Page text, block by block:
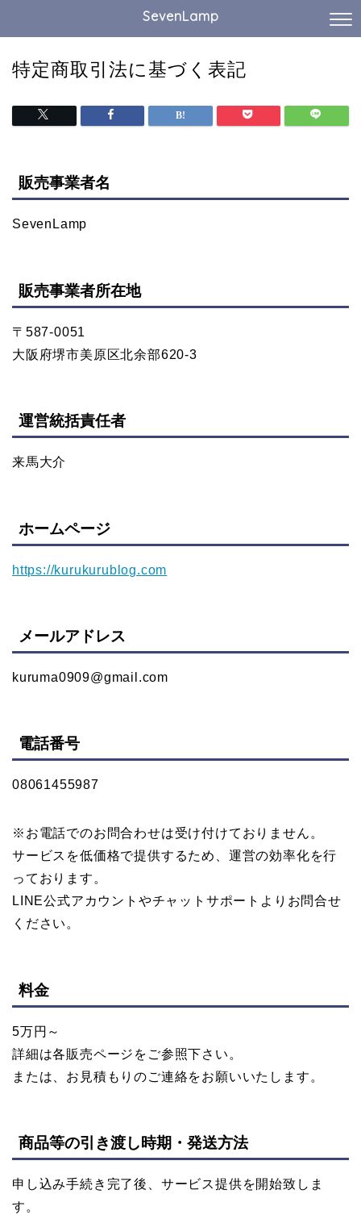
SevenLamp
特定商取引法に基づく表記
販売事業者名
SevenLamp
販売事業者所在地
〒587-0051
大阪府堺市美原区北余部620-3
運営統括責任者
来馬大介
ホームページ
https://kurukurublog.com
メールアドレス
kuruma0909@gmail.com
電話番号
08061455987
※お電話でのお問合わせは受け付けておりません。
サービスを低価格で提供するため、運営の効率化を行
っております。
LINE公式アカウントやチャットサポートよりお問合せ
ください。
料金
5万円～
詳細は各販売ページをご参照下さい。
または、お見積もりのご連絡をお願いいたします。
商品等の引き渡し時期・発送方法
申し込み手続き完了後、サービス提供を開始致しま
す。